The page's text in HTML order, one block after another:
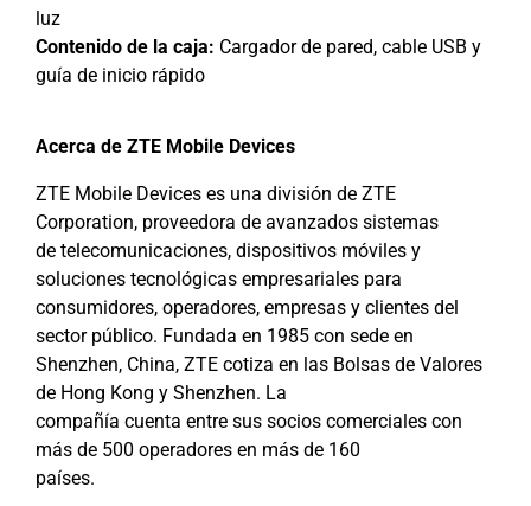
luz
Contenido de la caja: Cargador de pared, cable USB y
guía de inicio rápido
Acerca de ZTE Mobile Devices
ZTE Mobile Devices es una división de ZTE
Corporation, proveedora de avanzados sistemas
de telecomunicaciones, dispositivos móviles y
soluciones tecnológicas empresariales para
consumidores, operadores, empresas y clientes del
sector público. Fundada en 1985 con sede en
Shenzhen, China, ZTE cotiza en las Bolsas de Valores
de Hong Kong y Shenzhen. La
compañía cuenta entre sus socios comerciales con
más de 500 operadores en más de 160
países.